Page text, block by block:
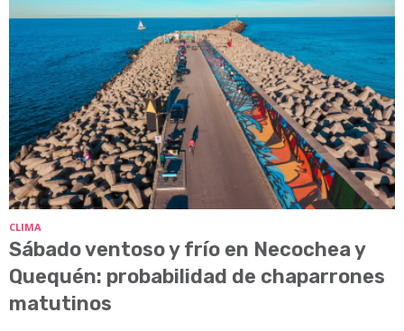
CLIMA
Sábado ventoso y frío en Necochea y
Quequén: probabilidad de chaparrones
matutinos